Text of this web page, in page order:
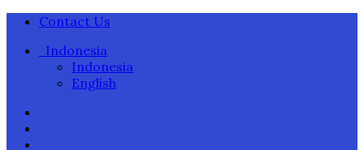
Contact Us
Indonesia
Indonesia
English